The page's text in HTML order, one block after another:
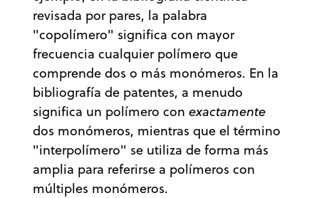
revisada por pares, la palabra
"copolímero" significa con mayor
frecuencia cualquier polímero que
comprende dos o más monómeros. En la
bibliografía de patentes, a menudo
significa un polímero con exactamente
dos monómeros, mientras que el término
"interpolímero" se utiliza de forma más
amplia para referirse a polímeros con
múltiples monómeros.